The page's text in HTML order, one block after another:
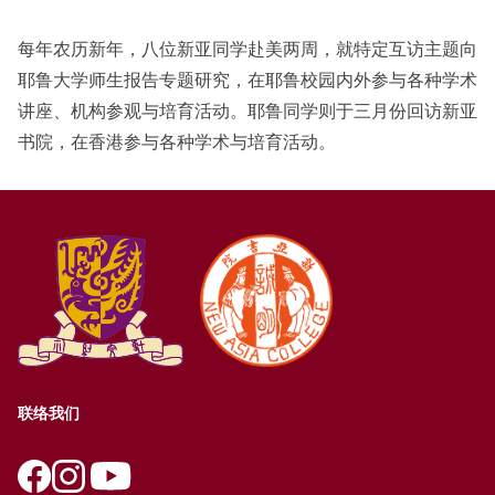
每年农历新年，八位新亚同学赴美两周，就特定互访主题向
耶鲁大学师生报告专题研究，在耶鲁校园内外参与各种学术
讲座、机构参观与培育活动。耶鲁同学则于三月份回访新亚
书院，在香港参与各种学术与培育活动。
联络我们